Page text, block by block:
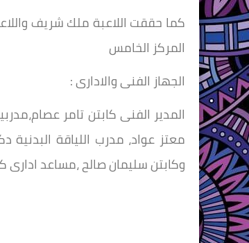
المركز الخامس
الجهاز الفنى والادارى :
المدير الفنى كابتن تامر
معتز عواد، مدرب اللياقة
وكابتن سليمان صالح ،مساعد